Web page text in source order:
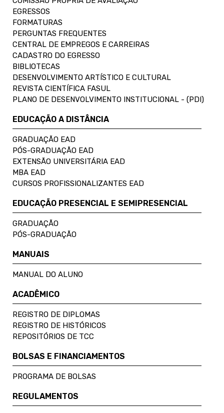
EGRESSOS
FORMATURAS
PERGUNTAS FREQUENTES
CENTRAL DE EMPREGOS E CARREIRAS
CADASTRO DO EGRESSO
BIBLIOTECAS
DESENVOLVIMENTO ARTÍSTICO E CULTURAL
REVISTA CIENTÍFICA FASUL
PLANO DE DESENVOLVIMENTO INSTITUCIONAL - (PDI)
EDUCAÇÃO A DISTÂNCIA
GRADUAÇÃO EAD
PÓS-GRADUAÇÃO EAD
EXTENSÃO UNIVERSITÁRIA EAD
MBA EAD
CURSOS PROFISSIONALIZANTES EAD
EDUCAÇÃO PRESENCIAL E SEMIPRESENCIAL
GRADUAÇÃO
PÓS-GRADUAÇÃO
MANUAIS
MANUAL DO ALUNO
ACADÊMICO
REGISTRO DE DIPLOMAS
REGISTRO DE HISTÓRICOS
REPOSITÓRIOS DE TCC
BOLSAS E FINANCIAMENTOS
PROGRAMA DE BOLSAS
REGULAMENTOS